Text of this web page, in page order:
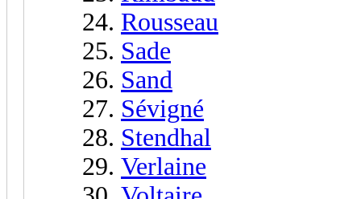
Rousseau
Sade
Sand
Sévigné
Stendhal
Verlaine